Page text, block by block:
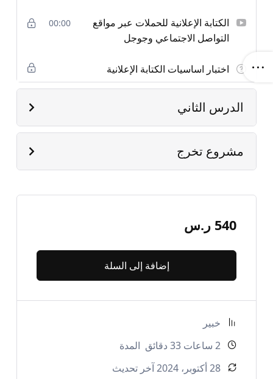
أساسيات الكتابة الإعلانية (أهميتها، عناصر الكتابة
الاحترافية، الفرق بينها وبين كتابة المحتوى )
تحليل شخصية العميل والسوق المستهدف
قوة الكلمات: كيفية صياغة عناوين بأسلوب جذاب ولافت
للانتباه
سيكولوجية التأثير: كيف تحلل سلوك وعاطفة العميل
السرد القصصي: كيف تكتب نسخة محتوى قصصي يحقق
الدرس الثاني
أساسيات السيو والكلمات المفتاحية في الكتابة الإعلانية
الكتابة الإبداعية الإعلانية لمواقع التواصل الاجتماعي
النتائج
كيفية التقييم والاختبار لنسخ المحتوى الإعلاني المختلفة
مهارات وأدوات تطبيقية مساعدة ( الذكاء الاصطناعي في
الكتابة الإعلانية للحملات عبر مواقع
التواصل الاجتماعي وجوجل
00:00
اختبار اساسيات الكتابة الإعلانية
الدرس الثاني
مشروع تخرج
540 ر.س
إضافة إلى السلة
خبير
2 ساعات 33 دقائق المدة
28 أكتوبر، 2024 آخر تحديث